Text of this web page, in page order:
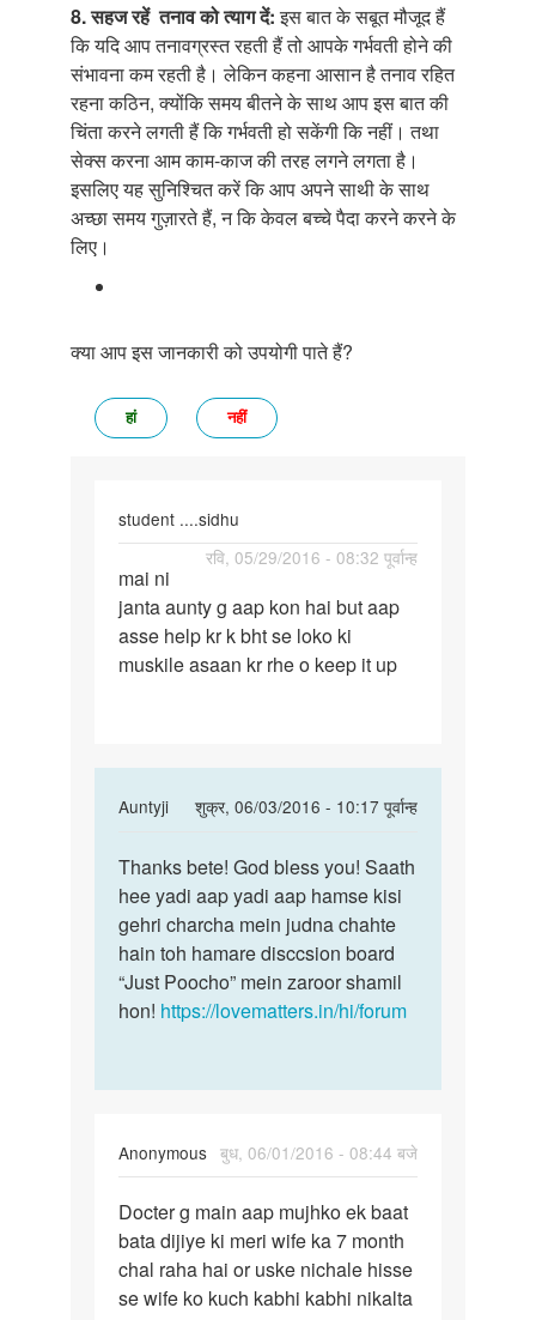
8. सहज रहें तनाव को त्याग दें:इस बात के सबूत मौजूद हैं
कि यदि आप तनावग्रस्त रहती हैं तो आपके गर्भवती होने की
संभावना कम रहती है। लेकिन कहना आसान है तनाव रहित
रहना कठिन, क्योंकि समय बीतने के साथ आप इस बात की
चिंता करने लगती हैं कि गर्भवती हो सकेंगी कि नहीं। तथा
सेक्स करना आम काम-काज की तरह लगने लगता है।
इसलिए यह सुनिश्चित करें कि आप अपने साथी के साथ
अच्छा समय गुज़ारते हैं, न कि केवल बच्चे पैदा करने करने के
लिए।
क्या आप इस जानकारी को उपयोगी पाते हैं?
हां नहीं
student ....sidhu
रवि, 05/29/2016 - 08:32 पूर्वान्ह
mai
ni
janta
aunty
mai ni
janta aunty g aap kon hai but aap
asse help kr k bht se loko ki
muskile asaan kr rhe o keep it up
Auntyji
शुक्र, 06/03/2016 - 10:17 पूर्वान्ह
In
to
mai
ni
janta
aunty
g
by
....sidhu
Thanks
bete!
God
bless
you!
Thanks bete! God bless you! Saath
hee yadi aap yadi aap hamse kisi
gehri charcha mein judna chahte
hain toh hamare disccsion board
“Just Poocho” mein zaroor shamil
hon! https://lovematters.in/hi/forum
Anonymous बुध, 06/01/2016 - 08:44 बजे
Docter
g
main
aap
Docter g main aap mujhko ek baat
bata dijiye ki meri wife ka 7 month
chal raha hai or uske nichale hisse
se wife ko kuch kabhi kabhi nikalta